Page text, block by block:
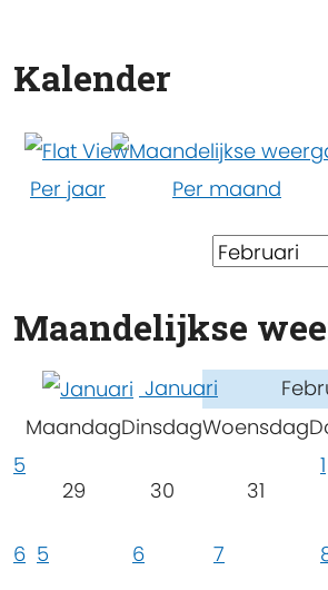
Kalender
Per jaar Per maand
Maandelijkse
Januari
MaandagDinsdagWoensdag
5
29
30 31
1
6 5 6 7